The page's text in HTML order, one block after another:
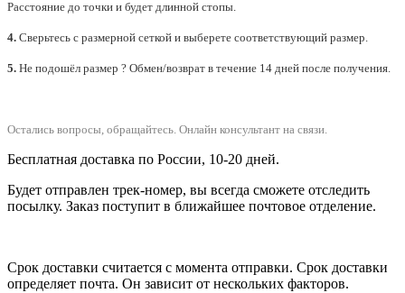
Расстояние до точки и будет длинной стопы.
4. Сверьтесь с размерной сеткой и выберете соответствующий размер.
5. Не подошёл размер ? Обмен/возврат в течение 14 дней после получения.
Остались вопросы, обращайтесь. Онлайн консультант на связи.
Бесплатная доставка по России, 10-20 дней.
Будет отправлен трек-номер, вы всегда сможете отследить
посылку. Заказ поступит в ближайшее почтовое отделение.
Срок доставки считается с момента отправки. Срок доставки
определяет почта. Он зависит от нескольких факторов.